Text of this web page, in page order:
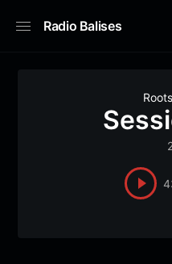
Radio Balises